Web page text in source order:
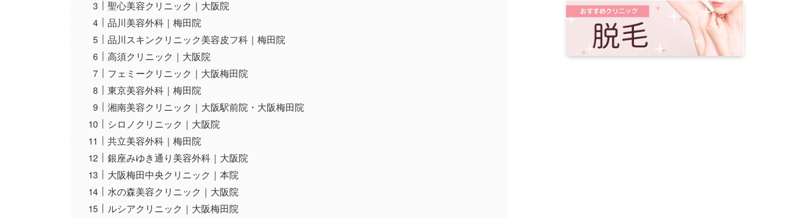
聖心美容クリニック｜大阪院
品川美容外科｜梅田院
品川スキンクリニック美容皮フ科｜梅田院
高須クリニック｜大阪院
フェミークリニック｜大阪梅田院
東京美容外科｜梅田院
湘南美容クリニック｜大阪駅前院・大阪梅田院
シロノクリニック｜大阪院
共立美容外科｜梅田院
銀座みゆき通り美容外科｜大阪院
大阪梅田中央クリニック｜本院
水の森美容クリニック｜大阪院
ルシアクリニック｜大阪梅田院